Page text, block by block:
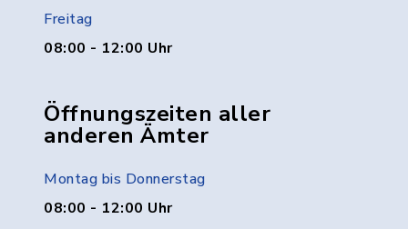
Freitag
08:00 - 12:00 Uhr
Öffnungszeiten aller
anderen Ämter
Montag bis Donnerstag
08:00 - 12:00 Uhr